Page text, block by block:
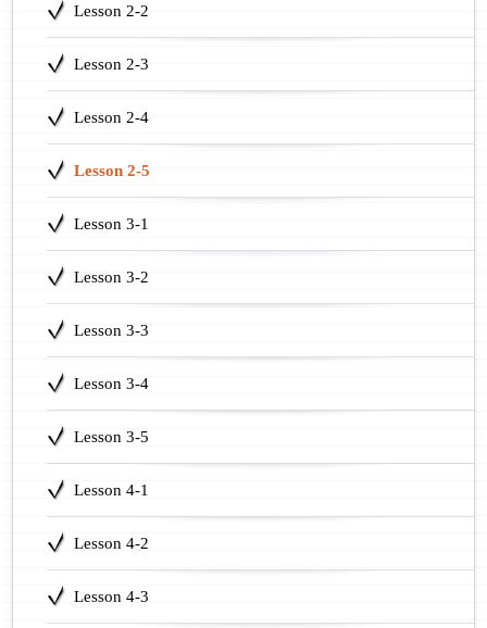
Lesson 2-2
Lesson 2-3
Lesson 2-4
Lesson 2-5
Lesson 3-1
Lesson 3-2
Lesson 3-3
Lesson 3-4
Lesson 3-5
Lesson 4-1
Lesson 4-2
Lesson 4-3